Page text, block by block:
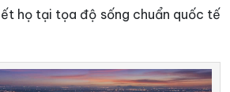
họ tại tọa độ sống chuẩn quốc tế